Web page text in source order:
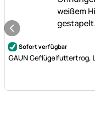
Noch keine
Sofort verfügbar
GAUN Geflügelfuttertrog,